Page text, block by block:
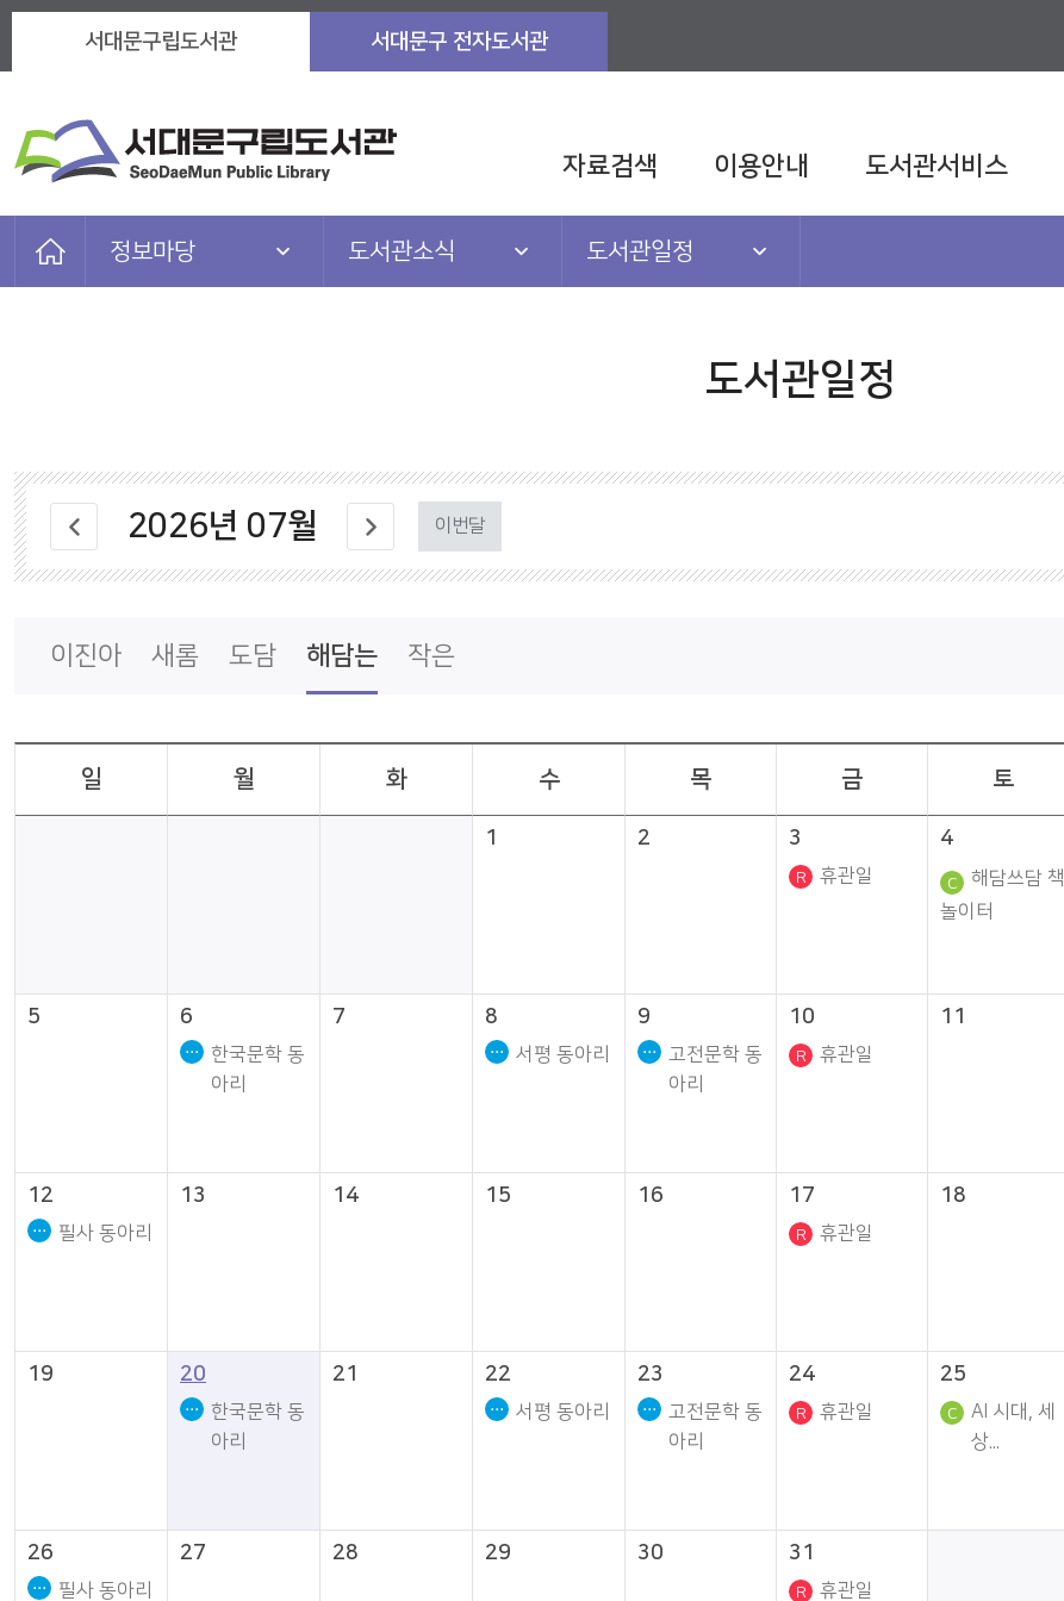
서대문구립도서관 서대문구 전자도서관
자료검색 이용안내 도서관서비스
정보마당
참여마당
정보마당
나의도서관
도서관소식
마을 아카이브
관련 사이트
도서관일정
발간자료
도서관일정
2026년 07월 이번달
이진아 새롬 도담 해담는 작은
일 월 화 수 목 금 토
1 2 3
휴관일
4
해담쓰담 책
놀이터
5 6
한국문학 동
아리
7 8
서평 동아리
9
고전문학 동
아리
10
휴관일
11
12
필사 동아리
13 14 15 16 17
휴관일
18
19 20
한국문학 동
아리
21 22
서평 동아리
23
고전문학 동
아리
24
휴관일
25
AI 시대, 세
상...
26
필사 동아리
27 28 29 30 31
휴관일